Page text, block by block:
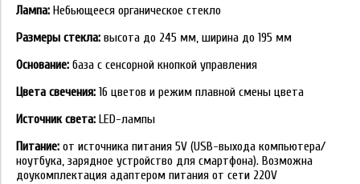
Лампа: Небьющееся органическое стекло
Размеры стекла: высота до 245 мм, ширина до 195 мм
Основание: база с сенсорной кнопкой управления
Цвета свечения: 16 цветов и режим плавной смены цвета
Источник света: LED-лампы
Питание: от источника питания 5V (USB-выхода компьютера/
ноутбука, зарядное устройство для смартфона). Возможна
доукомплектация адаптером питания от сети 220V